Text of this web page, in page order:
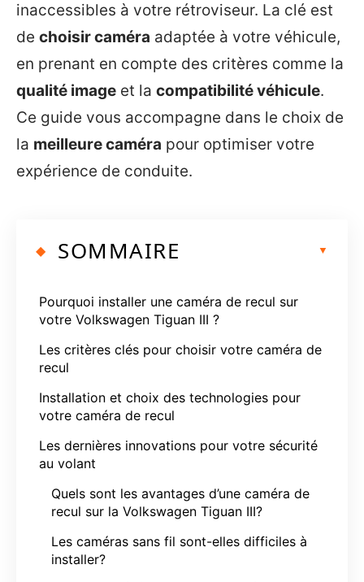
inaccessibles à votre rétroviseur. La clé est
de choisir caméra adaptée à votre véhicule,
en prenant en compte des critères comme la
qualité image et la compatibilité véhicule.
Ce guide vous accompagne dans le choix de
la meilleure caméra pour optimiser votre
expérience de conduite.
SOMMAIRE
Pourquoi installer une caméra de recul sur
votre Volkswagen Tiguan III ?
Les critères clés pour choisir votre caméra de
recul
Installation et choix des technologies pour
votre caméra de recul
Les dernières innovations pour votre sécurité
au volant
Quels sont les avantages d’une caméra de
recul sur la Volkswagen Tiguan III?
Les caméras sans fil sont-elles difficiles à
installer?